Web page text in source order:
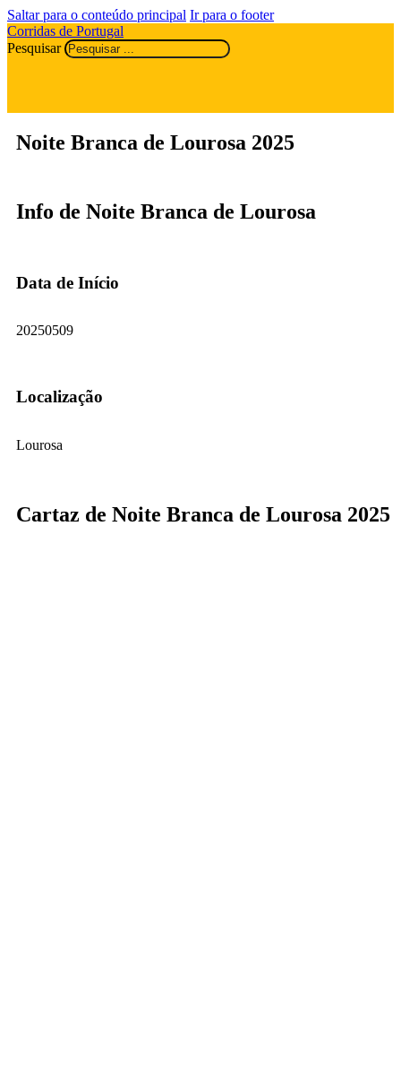
Saltar para o conteúdo principal Ir para o footer
Corridas de Portugal
Pesquisar
Noite Branca de Lourosa 2025
Info de Noite Branca de Lourosa
Data de Início
20250509
Localização
Lourosa
Cartaz de Noite Branca de Lourosa 2025